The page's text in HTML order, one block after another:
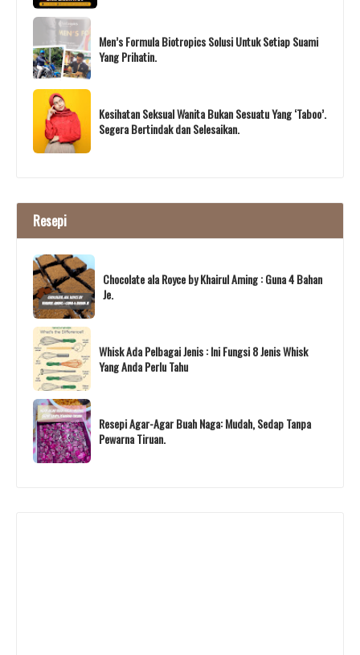
Men’s Formula Biotropics Solusi Untuk Setiap Suami
Yang Prihatin.
Kesihatan Seksual Wanita Bukan Sesuatu Yang ‘Taboo’.
Segera Bertindak dan Selesaikan.
Resepi
Chocolate ala Royce by Khairul Aming : Guna 4 Bahan
Je.
Whisk Ada Pelbagai Jenis : Ini Fungsi 8 Jenis Whisk
Yang Anda Perlu Tahu
Resepi Agar-Agar Buah Naga: Mudah, Sedap Tanpa
Pewarna Tiruan.